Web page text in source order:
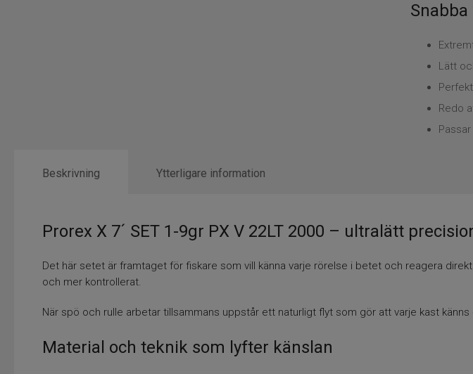
Lätt
Redo
Beskrivning
Prorex X 7´ SET 1-9gr PX V 22LT 2000 – ultralätt
Det här setet är framtaget för fiskare som vill känna varje rörelse i betet och reagera
och mer kontrollerat.
När spö och rulle arbetar tillsammans uppstår ett naturligt flyt som gör att varje kast känns
Material och teknik som lyfter känslan
Ytterligare information